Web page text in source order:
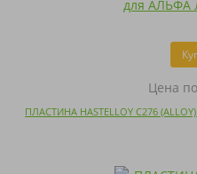
Цена
ПЛАСТИНА HASTELLOY C276